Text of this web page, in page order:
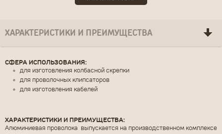
ХАРАКТЕРИСТИКИ И ПРЕИМУЩЕСТВА
СФЕРА ИСПОЛЬЗОВАНИЯ:
для изготовления колбасной скрепки
для проволочных клипсаторов
для изготовления кабелей
ХАРАКТЕРИСТИКИ И ПРЕИМУЩЕСТВА:
Алюминиевая проволока выпускается на производственном комплексе